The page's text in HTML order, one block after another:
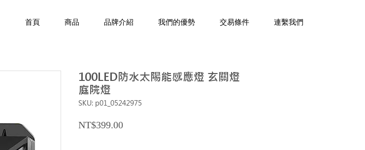
首頁 商品 品牌介紹 我們的優勢 交易條件 連繫我們
100LED防水太陽能感應燈 玄關燈
庭院燈
SKU: p01_05242975
NT$399.00Price